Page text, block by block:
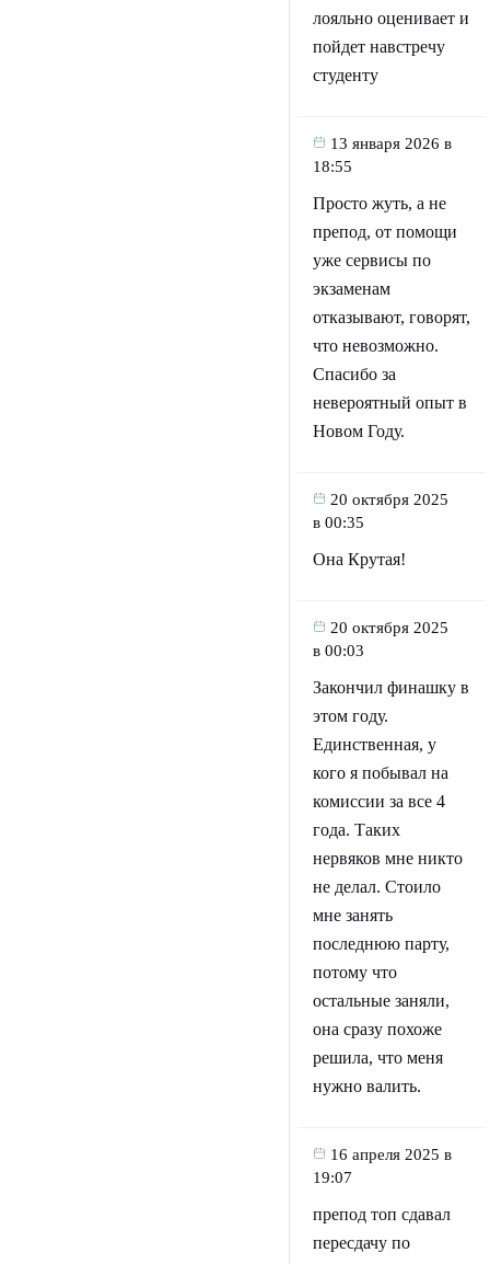
лояльно оценивает и
пойдет навстречу
студенту
13 января 2026 в
18:55
Просто жуть, а не
препод, от помощи
уже сервисы по
экзаменам
отказывают, говорят,
что невозможно.
Спасибо за
невероятный опыт в
Новом Году.
20 октября 2025
в 00:35
Она Крутая!
20 октября 2025
в 00:03
Закончил финашку в
этом году.
Единственная, у
кого я побывал на
комиссии за все 4
года. Таких
нервяков мне никто
не делал. Стоило
мне занять
последнюю парту,
потому что
остальные заняли,
она сразу похоже
решила, что меня
нужно валить.
16 апреля 2025 в
19:07
препод топ сдавал
пересдачу по